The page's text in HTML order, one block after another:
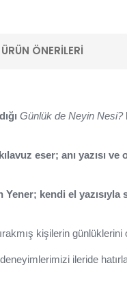
ÜRÜN ÖNERILERI
Günlük de Neyin Nesi?
eser; anı yazısı
Yener; kendi el
kişilerin
ileride